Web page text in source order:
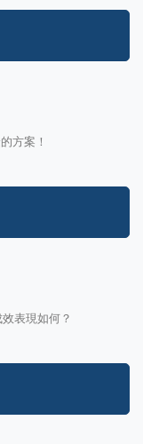
方案！
表現如何？